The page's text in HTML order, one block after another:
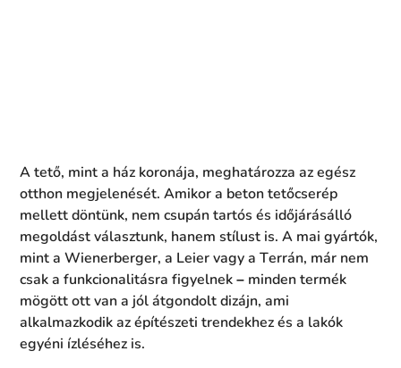
A tető, mint a ház koronája, meghatározza az egész
otthon megjelenését. Amikor a beton tetőcserép
mellett döntünk, nem csupán tartós és időjárásálló
megoldást választunk, hanem stílust is. A mai gyártók,
mint a Wienerberger, a Leier vagy a Terrán, már nem
csak a funkcionalitásra figyelnek – minden termék
mögött ott van a jól átgondolt dizájn, ami
alkalmazkodik az építészeti trendekhez és a lakók
egyéni ízléséhez is.